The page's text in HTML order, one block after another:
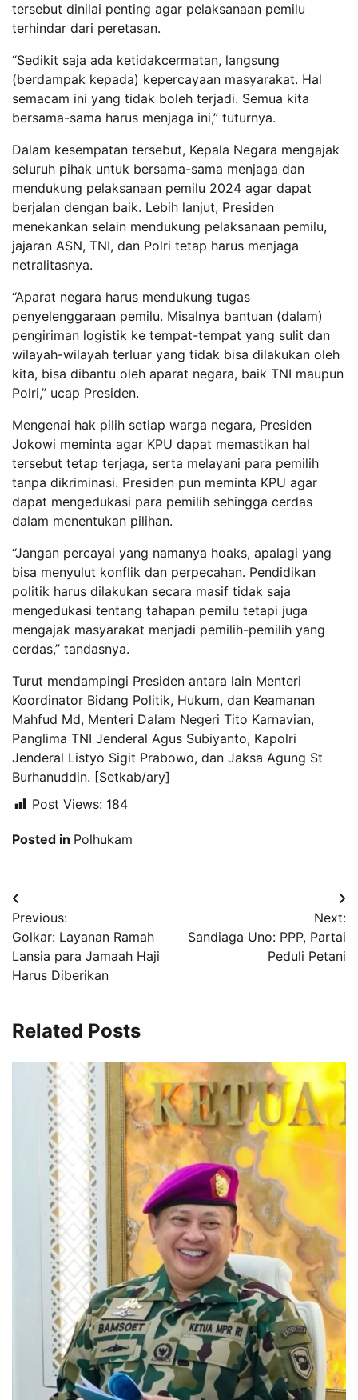
tersebut dinilai penting agar pelaksanaan pemilu
terhindar dari peretasan.
“Sedikit saja ada ketidakcermatan, langsung
(berdampak kepada) kepercayaan masyarakat. Hal
semacam ini yang tidak boleh terjadi. Semua kita
bersama-sama harus menjaga ini,” tuturnya.
Dalam kesempatan tersebut, Kepala Negara mengajak
seluruh pihak untuk bersama-sama menjaga dan
mendukung pelaksanaan pemilu 2024 agar dapat
berjalan dengan baik. Lebih lanjut, Presiden
menekankan selain mendukung pelaksanaan pemilu,
jajaran ASN, TNI, dan Polri tetap harus menjaga
netralitasnya.
“Aparat negara harus mendukung tugas
penyelenggaraan pemilu. Misalnya bantuan (dalam)
pengiriman logistik ke tempat-tempat yang sulit dan
wilayah-wilayah terluar yang tidak bisa dilakukan oleh
kita, bisa dibantu oleh aparat negara, baik TNI maupun
Polri,” ucap Presiden.
Mengenai hak pilih setiap warga negara, Presiden
Jokowi meminta agar KPU dapat memastikan hal
tersebut tetap terjaga, serta melayani para pemilih
tanpa dikriminasi. Presiden pun meminta KPU agar
dapat mengedukasi para pemilih sehingga cerdas
dalam menentukan pilihan.
“Jangan percayai yang namanya hoaks, apalagi yang
bisa menyulut konflik dan perpecahan. Pendidikan
politik harus dilakukan secara masif tidak saja
mengedukasi tentang tahapan pemilu tetapi juga
mengajak masyarakat menjadi pemilih-pemilih yang
cerdas,” tandasnya.
Turut mendampingi Presiden antara lain Menteri
Koordinator Bidang Politik, Hukum, dan Keamanan
Mahfud Md, Menteri Dalam Negeri Tito Karnavian,
Panglima TNI Jenderal Agus Subiyanto, Kapolri
Jenderal Listyo Sigit Prabowo, dan Jaksa Agung St
Burhanuddin. [Setkab/ary]
Post Views: 184
Posted in Polhukam
Navigasi
pos
Previous:
Golkar: Layanan Ramah
Lansia para Jamaah Haji
Harus Diberikan
Next:
Sandiaga Uno: PPP, Partai
Peduli Petani
Related Posts